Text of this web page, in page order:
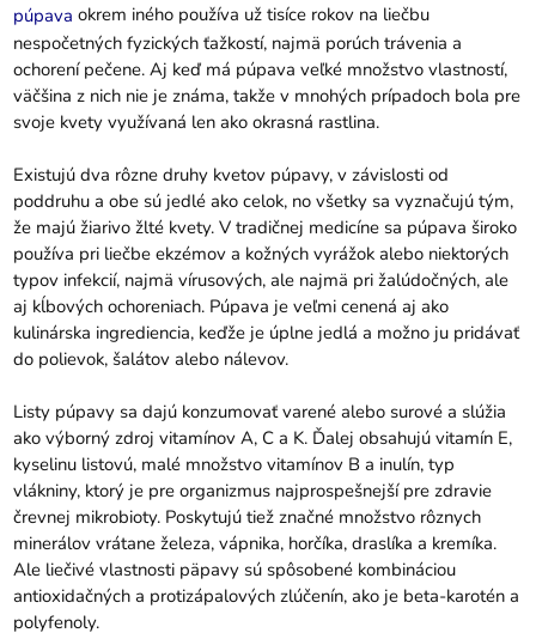
púpava okrem iného používa už tisíce rokov na liečbu
nespočetných fyzických ťažkostí, najmä porúch trávenia a
ochorení pečene. Aj keď má púpava veľké množstvo vlastností,
väčšina z nich nie je známa, takže v mnohých prípadoch bola pre
svoje kvety využívaná len ako okrasná rastlina.
Existujú dva rôzne druhy kvetov púpavy, v závislosti od
poddruhu a obe sú jedlé ako celok, no všetky sa vyznačujú tým,
že majú žiarivo žlté kvety. V tradičnej medicíne sa púpava široko
používa pri liečbe ekzémov a kožných vyrážok alebo niektorých
typov infekcií, najmä vírusových, ale najmä pri žalúdočných, ale
aj kĺbových ochoreniach. Púpava je veľmi cenená aj ako
kulinárska ingrediencia, keďže je úplne jedlá a možno ju pridávať
do polievok, šalátov alebo nálevov.
Listy púpavy sa dajú konzumovať varené alebo surové a slúžia
ako výborný zdroj vitamínov A, C a K. Ďalej obsahujú vitamín E,
kyselinu listovú, malé množstvo vitamínov B a inulín, typ
vlákniny, ktorý je pre organizmus najprospešnejší pre zdravie
črevnej mikrobioty. Poskytujú tiež značné množstvo rôznych
minerálov vrátane železa, vápnika, horčíka, draslíka a kremíka.
Ale liečivé vlastnosti päpavy sú spôsobené kombináciou
antioxidačných a protizápalových zlúčenín, ako je beta-karotén a
polyfenoly.